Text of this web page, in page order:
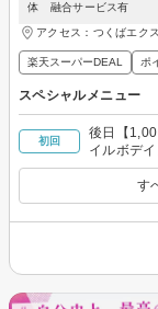
体 融合サービス有
アクセス：つくばエク
楽天スーパーDEAL ポ
スペシャルメニュー
初回
後日【
イルボデ
す